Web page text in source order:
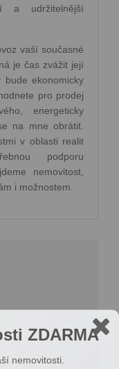
a udržitelnější
vaší současné
je čas zvážit její
ekonomicky
pro prodej
energeticky
na mne obrátit.
v oblasti realit
podporu
nemovitost,
i možnostem.